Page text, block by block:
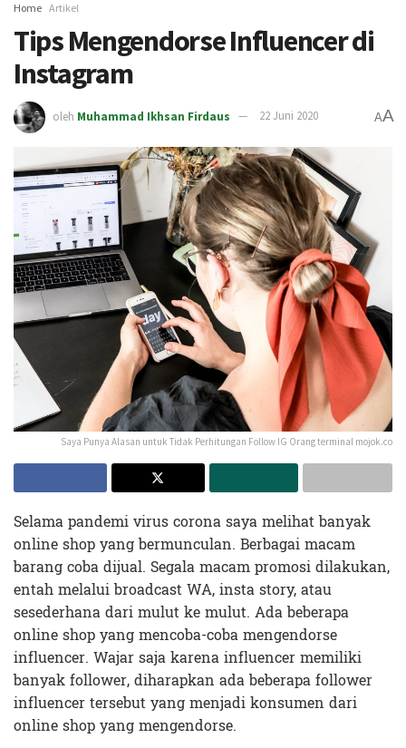
Home Artikel
Tips Mengendorse Influencer di
Instagram
oleh Muhammad Ikhsan Firdaus 22 Juni 2020 AA
Saya Punya Alasan untuk Tidak Perhitungan Follow IG Orang terminal mojok.co
Selama pandemi virus corona saya melihat banyak
online shop yang bermunculan. Berbagai macam
barang coba dijual. Segala macam promosi dilakukan,
entah melalui broadcast WA, insta story, atau
sesederhana dari mulut ke mulut. Ada beberapa
online shop yang mencoba-coba mengendorse
influencer. Wajar saja karena influencer memiliki
banyak follower, diharapkan ada beberapa follower
influencer tersebut yang menjadi konsumen dari
online shop yang mengendorse.